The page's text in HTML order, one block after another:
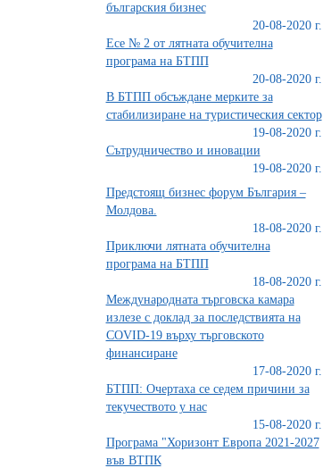
българския бизнес
20-08-2020 г.
Есе № 2 от лятната обучителна
програма на БТПП
20-08-2020 г.
В БТПП обсъждане мерките за
стабилизиране на туристическия сектор
19-08-2020 г.
Сътрудничество и иновации
19-08-2020 г.
Предстоящ бизнес форум България –
Молдова.
18-08-2020 г.
Приключи лятната обучителна
програма на БТПП
18-08-2020 г.
Международната търговска камара
излезе с доклад за последствията на
COVID-19 върху търговското
финансиране
17-08-2020 г.
БТПП: Очертаха се седем причини за
текучеството у нас
15-08-2020 г.
Програма "Хоризонт Европа 2021-2027
във ВТПК